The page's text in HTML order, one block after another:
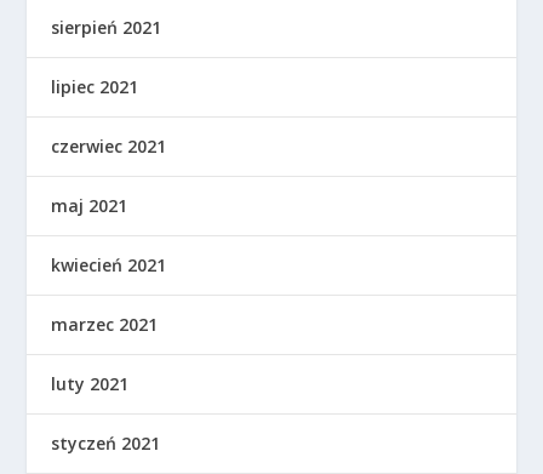
sierpień 2021
lipiec 2021
czerwiec 2021
maj 2021
kwiecień 2021
marzec 2021
luty 2021
styczeń 2021